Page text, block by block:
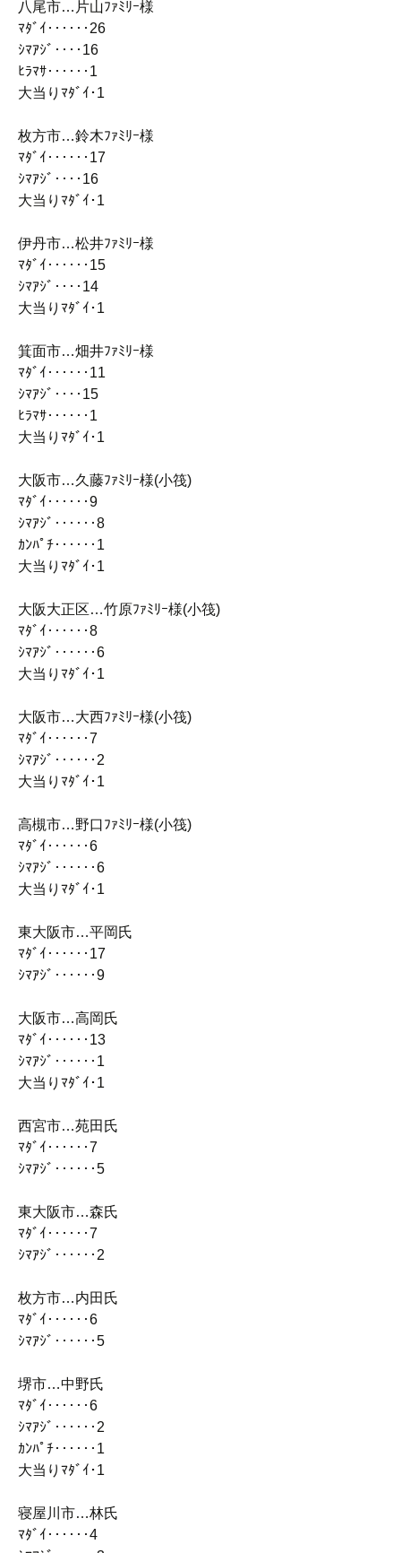
八尾市…片山ﾌｧﾐﾘｰ様
ﾏﾀﾞｲ‥‥‥26
ｼﾏｱｼﾞ‥‥16
ﾋﾗﾏｻ‥‥‥1
大当りﾏﾀﾞｲ･1
枚方市…鈴木ﾌｧﾐﾘｰ様
ﾏﾀﾞｲ‥‥‥17
ｼﾏｱｼﾞ‥‥16
大当りﾏﾀﾞｲ･1
伊丹市…松井ﾌｧﾐﾘｰ様
ﾏﾀﾞｲ‥‥‥15
ｼﾏｱｼﾞ‥‥14
大当りﾏﾀﾞｲ･1
箕面市…畑井ﾌｧﾐﾘｰ様
ﾏﾀﾞｲ‥‥‥11
ｼﾏｱｼﾞ‥‥15
ﾋﾗﾏｻ‥‥‥1
大当りﾏﾀﾞｲ･1
大阪市…久藤ﾌｧﾐﾘｰ様(小筏)
ﾏﾀﾞｲ‥‥‥9
ｼﾏｱｼﾞ‥‥‥8
ｶﾝﾊﾟﾁ‥‥‥1
大当りﾏﾀﾞｲ･1
大阪大正区…竹原ﾌｧﾐﾘｰ様(小筏)
ﾏﾀﾞｲ‥‥‥8
ｼﾏｱｼﾞ‥‥‥6
大当りﾏﾀﾞｲ･1
大阪市…大西ﾌｧﾐﾘｰ様(小筏)
ﾏﾀﾞｲ‥‥‥7
ｼﾏｱｼﾞ‥‥‥2
大当りﾏﾀﾞｲ･1
高槻市…野口ﾌｧﾐﾘｰ様(小筏)
ﾏﾀﾞｲ‥‥‥6
ｼﾏｱｼﾞ‥‥‥6
大当りﾏﾀﾞｲ･1
東大阪市…平岡氏
ﾏﾀﾞｲ‥‥‥17
ｼﾏｱｼﾞ‥‥‥9
大阪市…高岡氏
ﾏﾀﾞｲ‥‥‥13
ｼﾏｱｼﾞ‥‥‥1
大当りﾏﾀﾞｲ･1
西宮市…苑田氏
ﾏﾀﾞｲ‥‥‥7
ｼﾏｱｼﾞ‥‥‥5
東大阪市…森氏
ﾏﾀﾞｲ‥‥‥7
ｼﾏｱｼﾞ‥‥‥2
枚方市…内田氏
ﾏﾀﾞｲ‥‥‥6
ｼﾏｱｼﾞ‥‥‥5
堺市…中野氏
ﾏﾀﾞｲ‥‥‥6
ｼﾏｱｼﾞ‥‥‥2
ｶﾝﾊﾟﾁ‥‥‥1
大当りﾏﾀﾞｲ･1
寝屋川市…林氏
ﾏﾀﾞｲ‥‥‥4